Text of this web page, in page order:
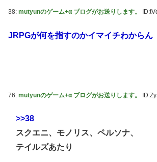
38: mutyunのゲーム+α ブログがお送りします。
JRPGが何を指すのかイマイチわからん
76: mutyunのゲーム+α ブログがお送りします。
>>38
スクエニ、モノリス、ペルソナ、
テイルズあたり